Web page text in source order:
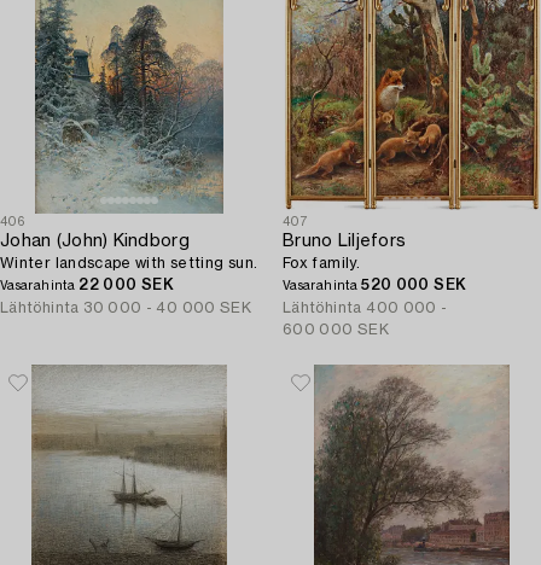
406
Johan (John) Kindborg
Winter landscape with setting sun.
Vasarahinta 22 000 SEK
Lähtöhinta 30 000 - 40 000 SEK
407
Bruno Liljefors
Fox family.
Vasarahinta520 000 SEK
Lähtöhinta 400 000 -
600 000 SEK